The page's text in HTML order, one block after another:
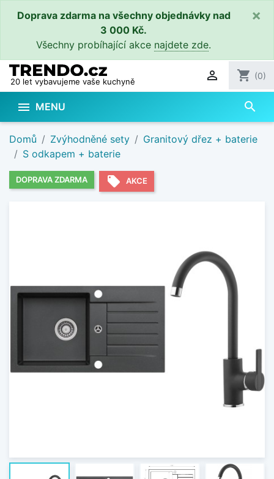
Doprava zdarma na všechny objednávky nad
3 000 Kč.
Všechny probíhající akce najdete zde.
×
20 let vybavujeme vaše kuchyně  shopping_cart (0)
 MENU search
Domů Zvýhodněné sety
Granitový dřez + baterie
S odkapem + baterie
DOPRAVA ZDARMA local_offer AKCE